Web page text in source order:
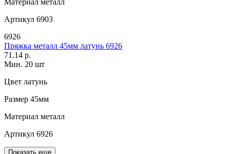
Артикул 6903
6926
Пряжка металл 45мм латунь 6926
71.14 р.
Мин. 20 шт
Цвет латунь
Размер 45мм
Материал металл
Артикул 6926
Показать еще